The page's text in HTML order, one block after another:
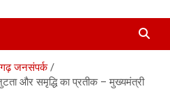
जनसंपर्क
और समृद्धि का प्रतीक – मुख्यमंत्री